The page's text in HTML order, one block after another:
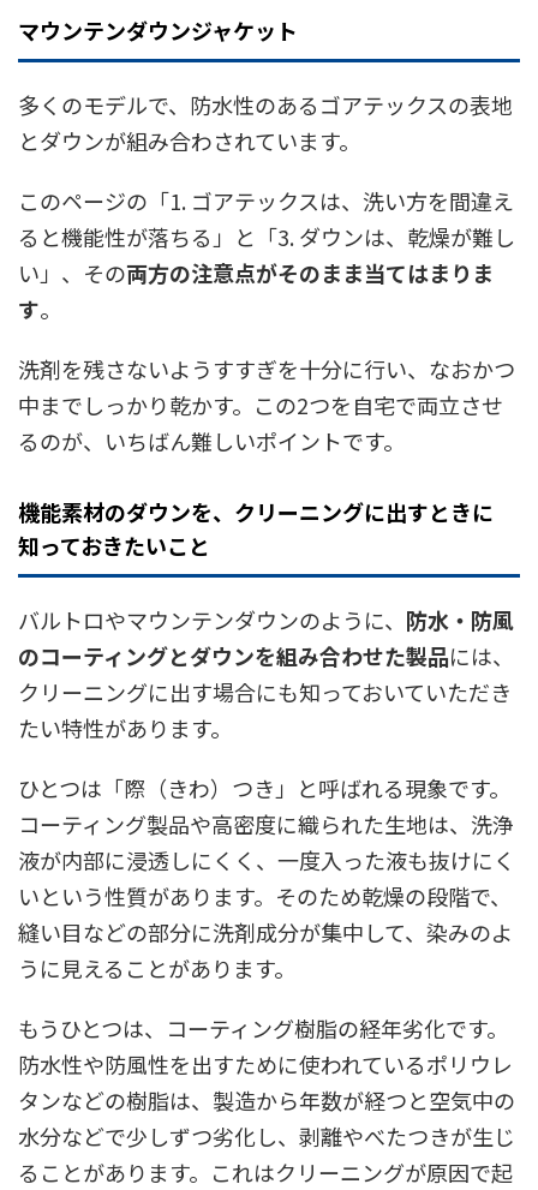
マウンテンダウンジャケット
多くのモデルで、防水性のあるゴアテックスの表地
とダウンが組み合わされています。
このページの「1. ゴアテックスは、洗い方を間違え
ると機能性が落ちる」と「3. ダウンは、乾燥が難し
い」、その両方の注意点がそのまま当てはまりま
す。
洗剤を残さないようすすぎを十分に行い、なおかつ
中までしっかり乾かす。この2つを自宅で両立させ
るのが、いちばん難しいポイントです。
機能素材のダウンを、クリーニングに出すときに
知っておきたいこと
バルトロやマウンテンダウンのように、 防水・防風
のコーティングとダウンを組み合わせた製品には、
クリーニングに出す場合にも知っておいていただき
たい特性があります。
ひとつは「際（きわ）つき」と呼ばれる現象です。
コーティング製品や高密度に織られた生地は、洗浄
液が内部に浸透しにくく、一度入った液も抜けにく
いという性質があります。そのため乾燥の段階で、
縫い目などの部分に洗剤成分が集中して、染みのよ
うに見えることがあります。
もうひとつは、コーティング樹脂の経年劣化です。
防水性や防風性を出すために使われているポリウレ
タンなどの樹脂は、製造から年数が経つと空気中の
水分などで少しずつ劣化し、剥離やべたつきが生じ
ることがあります。これはクリーニングが原因で起